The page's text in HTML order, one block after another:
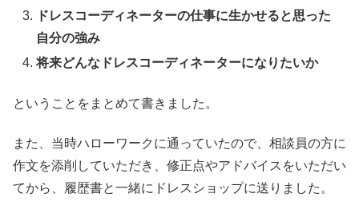
ドレスコーディネーターの仕事に生かせると思った
自分の強み
将来どんなドレスコーディネーターになりたいか
ということをまとめて書きました。
また、当時ハローワークに通っていたので、相談員の方に
作文を添削していただき、修正点やアドバイスをいただい
てから、履歴書と一緒にドレスショップに送りました。